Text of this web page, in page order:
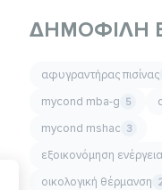
ΔΗΜΟΦΙΛΉ
αφυγραντήρας πισίνας
mycond mba-g 5
mycond mshac 3
εξοικονόμηση
οικολογική θέρμανση 2